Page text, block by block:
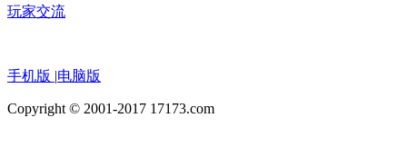
玩家交流
手机版 |电脑版
Copyright © 2001-2017 17173.com